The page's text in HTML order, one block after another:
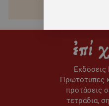
Εκδόσεις
Πρωτότυπες
προτάσεις
τετράδια,